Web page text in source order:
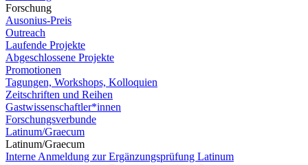
Forschung
Ausonius-Preis
Outreach
Laufende Projekte
Abgeschlossene Projekte
Promotionen
Tagungen, Workshops, Kolloquien
Zeitschriften und Reihen
Gastwissenschaftler*innen
Forschungsverbunde
Latinum/Graecum
Latinum/Graecum
Interne Anmeldung zur Ergänzungsprüfung Latinum